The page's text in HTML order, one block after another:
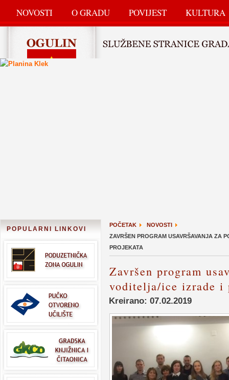
NOVOSTI O GRADU POVIJEST KULTURA
POPULARNI LINKOVI
POČETAK
NOVOSTI
ZAVRŠEN PROGRAM USAVRŠAVANJA ZA
PROJEKATA
Završen program
voditelja/ice izrade i
Kreirano: 07.02.2019